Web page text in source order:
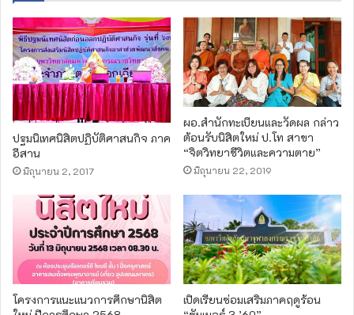
ปฐมนิเทศนิสิตปฏิบัติศาสนกิจ ภาค
อีสาน
มิถุนายน 2, 2017
ผอ.สำนัก​ทะเบียน​และวัดผล​ กล่าว
ต้อนรับนิสิตใหม่ ป.โท สาขา
“จิตวิทยา​ชีวิตและความตาย”
มิถุนายน 22, 2019
โครงการแนะแนวการศึกษานิสิต
เปิดเรียนซ่อมเสริมภาคฤดูร้อน